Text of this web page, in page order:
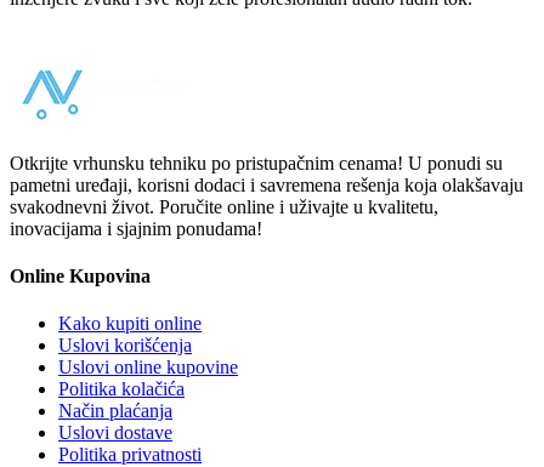
Otkrijte vrhunsku tehniku po pristupačnim cenama! U ponudi su
pametni uređaji, korisni dodaci i savremena rešenja koja olakšavaju
svakodnevni život. Poručite online i uživajte u kvalitetu,
inovacijama i sjajnim ponudama!
Online Kupovina
Kako kupiti online
Uslovi korišćenja
Uslovi online kupovine
Politika kolačića
Način plaćanja
Uslovi dostave
Politika privatnosti